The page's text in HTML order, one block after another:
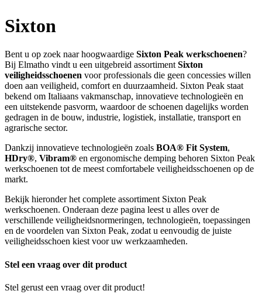
Sixton
Bent u op zoek naar hoogwaardige Sixton Peak werkschoenen?
Bij Elmatho vindt u een uitgebreid assortiment Sixton
veiligheidsschoenen voor professionals die geen concessies willen
doen aan veiligheid, comfort en duurzaamheid. Sixton Peak staat
bekend om Italiaans vakmanschap, innovatieve technologieën en
een uitstekende pasvorm, waardoor de schoenen dagelijks worden
gedragen in de bouw, industrie, logistiek, installatie, transport en
agrarische sector.
Dankzij innovatieve technologieën zoals BOA® Fit System,
HDry®, Vibram® en ergonomische demping behoren Sixton Peak
werkschoenen tot de meest comfortabele veiligheidsschoenen op de
markt.
Bekijk hieronder het complete assortiment Sixton Peak
werkschoenen. Onderaan deze pagina leest u alles over de
verschillende veiligheidsnormeringen, technologieën, toepassingen
en de voordelen van Sixton Peak, zodat u eenvoudig de juiste
veiligheidsschoen kiest voor uw werkzaamheden.
Stel een vraag over dit product
Stel gerust een vraag over dit product!